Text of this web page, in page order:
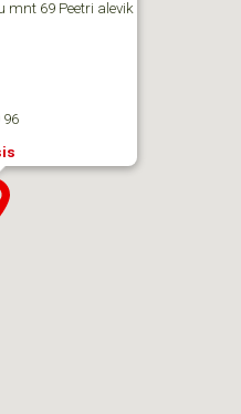
mnt 69 Peetri alevik
96